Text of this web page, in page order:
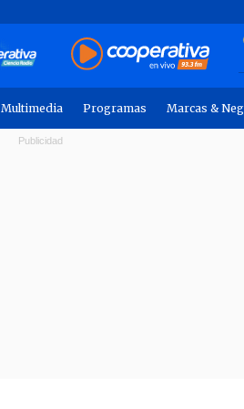
Multimedia Programas Marcas &